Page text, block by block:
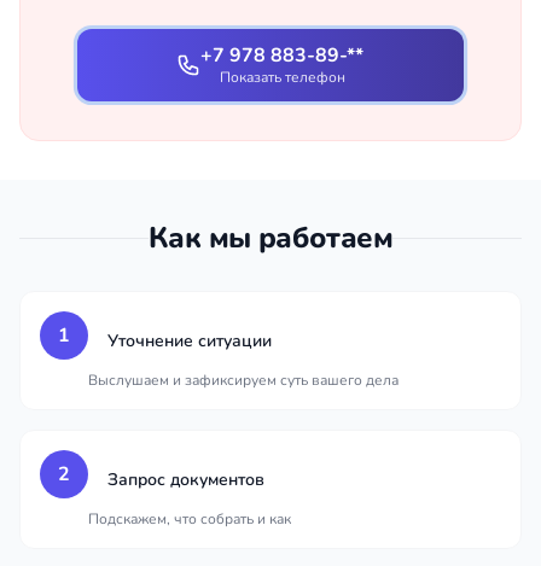
+7 978 883-89-**
Показать телефон
Как мы работаем
1 Уточнение ситуации
Выслушаем и зафиксируем суть вашего дела
2 Запрос документов
Подскажем, что собрать и как